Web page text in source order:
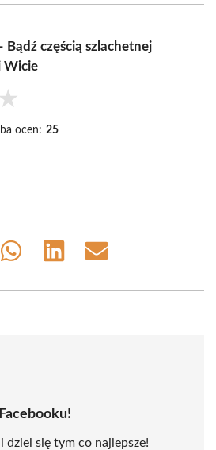
Bądź częścią szlachetnej
Wicie
★
ocen: 25
Share
Share
Share
się tym co najlepsze!